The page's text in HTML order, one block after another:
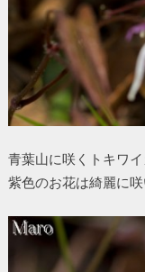
青葉山に咲くトキワイ
紫色のお花は綺麗に咲